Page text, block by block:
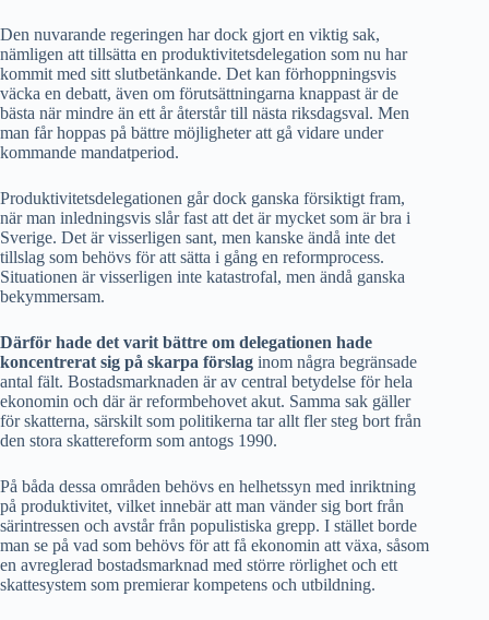
Den nuvarande regeringen har dock gjort en viktig sak,
nämligen att tillsätta en produktivitetsdelegation som nu har
kommit med sitt slutbetänkande. Det kan förhoppningsvis
väcka en debatt, även om förutsättningarna knappast är de
bästa när mindre än ett år återstår till nästa riksdagsval. Men
man får hoppas på bättre möjligheter att gå vidare under
kommande mandatperiod.
Produktivitetsdelegationen går dock ganska försiktigt fram,
när man inledningsvis slår fast att det är mycket som är bra i
Sverige. Det är visserligen sant, men kanske ändå inte det
tillslag som behövs för att sätta i gång en reformprocess.
Situationen är visserligen inte katastrofal, men ändå ganska
bekymmersam.
Därför hade det varit bättre om delegationen hade
koncentrerat sig på skarpa förslag inom några begränsade
antal fält. Bostadsmarknaden är av central betydelse för hela
ekonomin och där är reformbehovet akut. Samma sak gäller
för skatterna, särskilt som politikerna tar allt fler steg bort från
den stora skattereform som antogs 1990.
På båda dessa områden behövs en helhetssyn med inriktning
på produktivitet, vilket innebär att man vänder sig bort från
särintressen och avstår från populistiska grepp. I stället borde
man se på vad som behövs för att få ekonomin att växa, såsom
en avreglerad bostadsmarknad med större rörlighet och ett
skattesystem som premierar kompetens och utbildning.